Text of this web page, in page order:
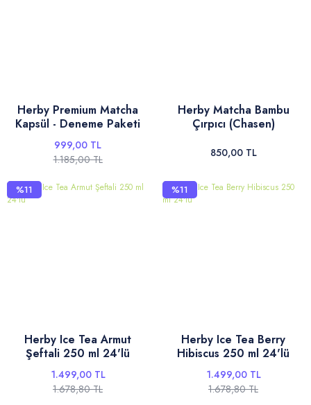
Herby Premium Matcha
Kapsül - Deneme Paketi
999,00 TL
1.185,00 TL
Herby Matcha Bambu
Çırpıcı (Chasen)
850,00 TL
%11
Herby Ice Tea Armut
Şeftali 250 ml 24'lü
1.499,00 TL
1.678,80 TL
%11
Herby Ice Tea Berry
Hibiscus 250 ml 24'lü
1.499,00 TL
1.678,80 TL